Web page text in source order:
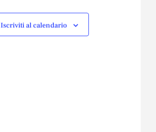
Iscriviti al calendario